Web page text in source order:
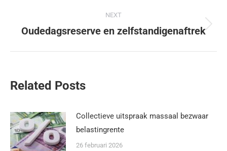
NEXT
Oudedagsreserve en zelfstandigenaftrek
Related Posts
Collectieve uitspraak massaal bezwaar
belastingrente
26 februari 2026